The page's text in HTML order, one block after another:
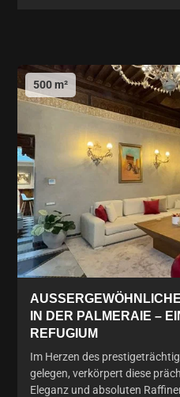
500 m²
N DER PALMERAIE –
EFUGIUM
Im Herzen des
gelegen, verkörpert diese
Eleganz und absoluten